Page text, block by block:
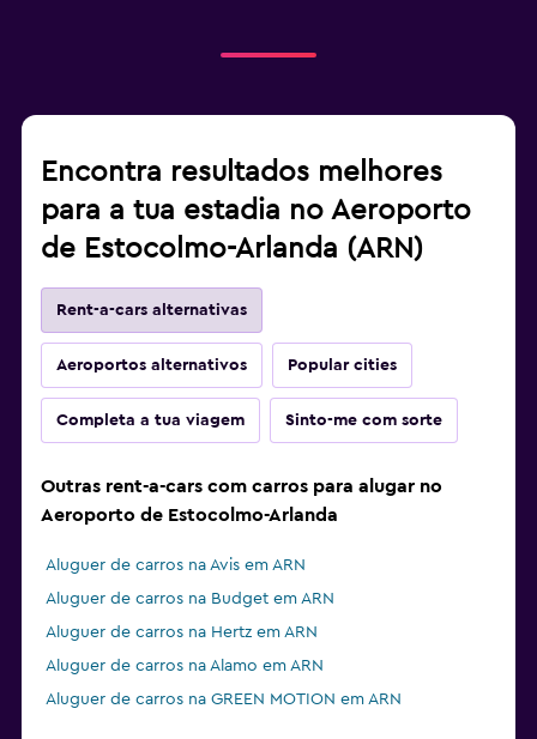
Encontra resultados melhores
para a tua estadia no Aeroporto
de Estocolmo-Arlanda (ARN)
Rent-a-cars alternativas
Aeroportos alternativos Popular cities
Completa a tua viagem Sinto-me com sorte
Outras rent-a-cars com carros para alugar no
Aeroporto de Estocolmo-Arlanda
Aluguer de carros na Avis em ARN
Aluguer de carros na Budget em ARN
Aluguer de carros na Hertz em ARN
Aluguer de carros na Alamo em ARN
Aluguer de carros na GREEN MOTION em ARN